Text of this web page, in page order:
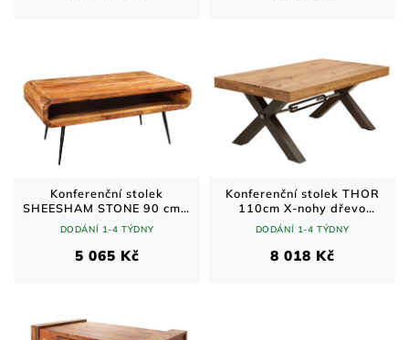
Konferenční stolek
SHEESHAM STONE 90 cm –
masivní dřevo a černé
kovové nohy
DODÁNÍ 1-4 TÝDNY
5 065 Kč
Konferenční stolek THOR
110cm X-nohy dřevo
divoký dub industriální
styl
DODÁNÍ 1-4 TÝDNY
8 018 Kč